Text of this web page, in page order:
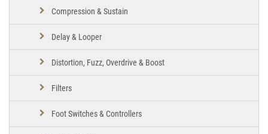
Compression & Sustain
Delay & Looper
Distortion, Fuzz, Overdrive & Boost
Filters
Foot Switches & Controllers